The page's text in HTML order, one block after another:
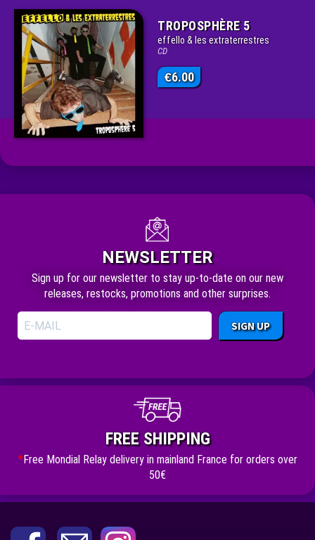
TROPOSPHÈRE 5
effello & les extraterrestres
CD
€6.00
NEWSLETTER
Sign up for our newsletter to stay up-to-date on our new
releases, restocks, promotions and other surprises.
SIGN UP
FREE SHIPPING
*Free Mondial Relay delivery in mainland France for orders over
50€